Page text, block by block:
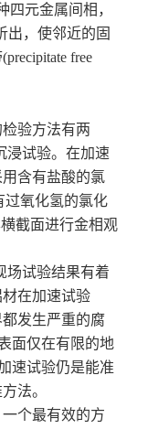
四元金属间相，
出，使邻近的固
free
验方法有两
浸试验。在加速
含有盐酸的氯
过氧化氢的氯化
截面进行金相观
场试验结果有着
在加速试验
发生严重的腐
面仅在有限的地
速试验仍是能准
法。
个最有效的方